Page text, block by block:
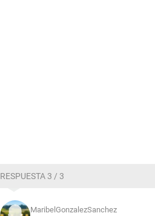
RESPUESTA 3 / 3
MaribelGonzalezSanchez